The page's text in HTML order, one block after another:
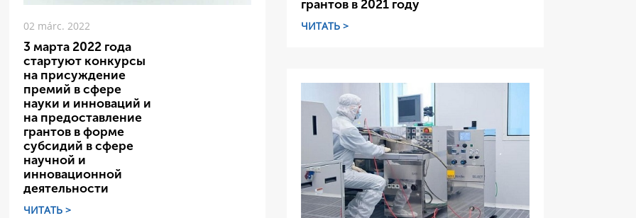
02 márc. 2022
3 марта 2022 года
стартуют конкурсы
на присуждение
премий в сфере
науки и инноваций и
на предоставление
грантов в форме
субсидий в сфере
научной и
инновационной
деятельности
ЧИТАТЬ >
грантов в 2021 году
ЧИТАТЬ >